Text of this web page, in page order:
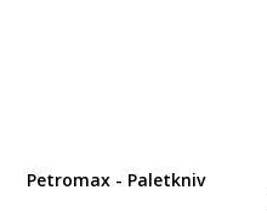
Petromax - Paletkniv